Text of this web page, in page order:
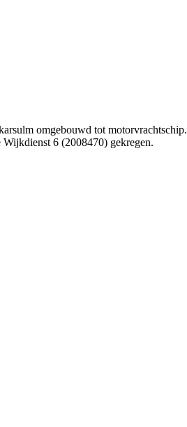
omgebouwd tot motorvrachtschip.
6 (2008470) gekregen.